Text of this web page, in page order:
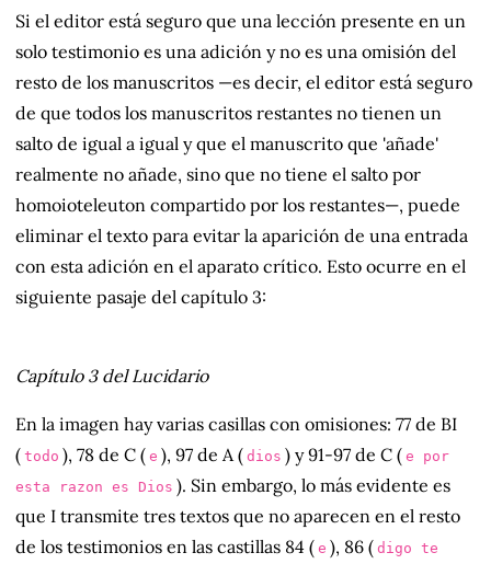
Si el editor está seguro que una lección presente en un
solo testimonio es una adición y no es una omisión del
resto de los manuscritos —es decir, el editor está seguro
de que todos los manuscritos restantes no tienen un
salto de igual a igual y que el manuscrito que 'añade'
realmente no añade, sino que no tiene el salto por
homoioteleuton compartido por los restantes—, puede
eliminar el texto para evitar la aparición de una entrada
con esta adición en el aparato crítico. Esto ocurre en el
siguiente pasaje del capítulo 3:
Capítulo 3 del Lucidario
En la imagen hay varias casillas con omisiones: 77 de BI
( todo ), 78 de C ( e ), 97 de A ( dios ) y 91-97 de C ( e por
esta razon es Dios ). Sin embargo, lo más evidente es
que I transmite tres textos que no aparecen en el resto
de los testimonios en las castillas 84 ( e ), 86 ( digo te